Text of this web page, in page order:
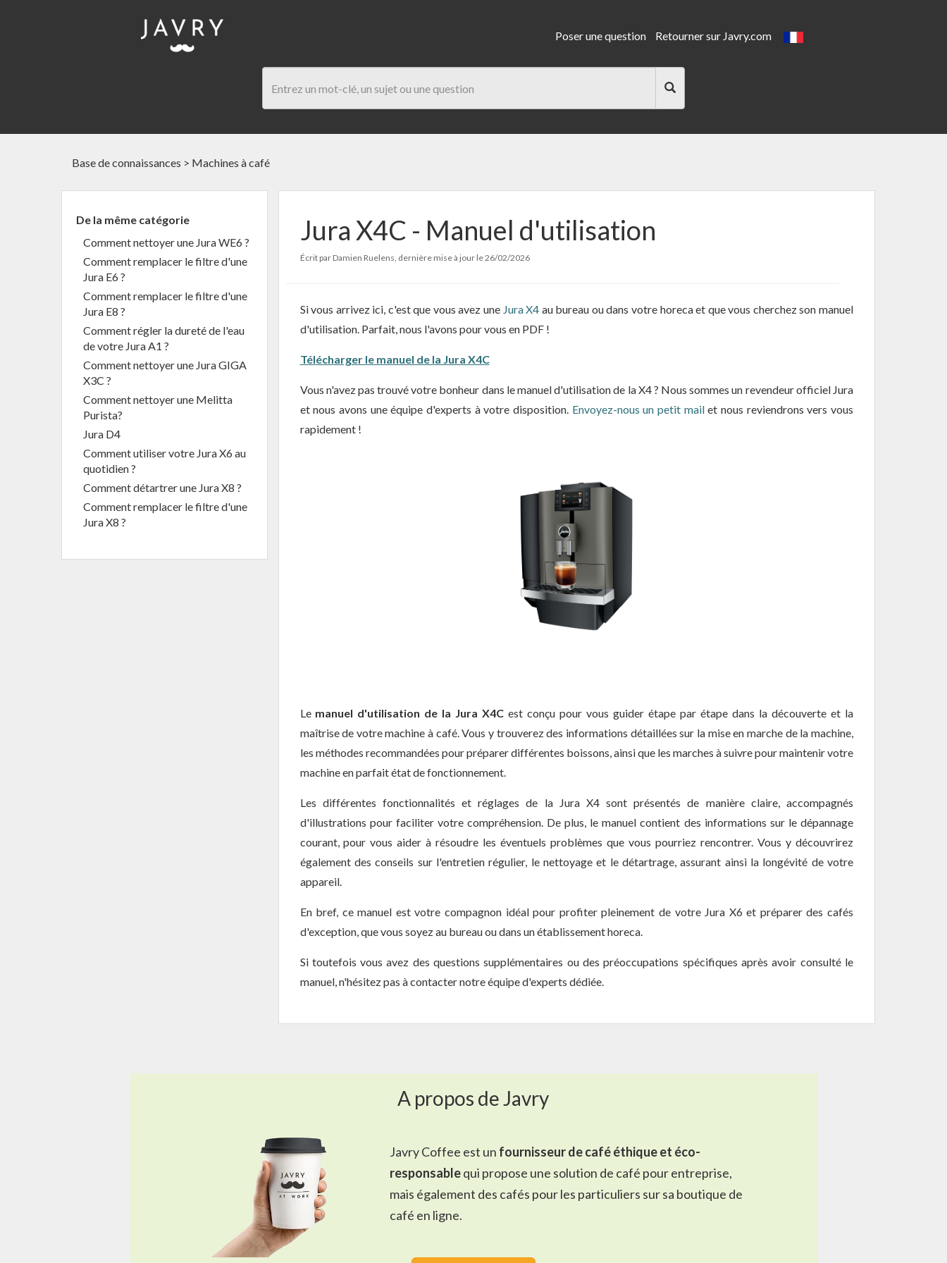
Poser une question Retourner sur Javry.com
Base de connaissances > Machines à café
De la même catégorie
Comment nettoyer une Jura WE6 ?
Comment remplacer le filtre d'une
Jura E6 ?
Comment remplacer le filtre d'une
Jura E8 ?
Comment régler la dureté de l'eau
de votre Jura A1 ?
Comment nettoyer une Jura GIGA
X3C ?
Comment nettoyer une Melitta
Purista?
Jura D4
Comment utiliser votre Jura X6 au
quotidien ?
Comment détartrer une Jura X8 ?
Comment remplacer le filtre d'une
Jura X8 ?
Jura X4C - Manuel d'utilisation
Écrit par Damien Ruelens, dernière mise à jour le26/02/2026
Si vous arrivez ici, c'est que vous avez une Jura X4 au bureau ou dans votre horeca et que vous cherchez son manuel
d'utilisation. Parfait, nous l'avons pour vous en PDF !
Télécharger le manuel de la Jura X4C
Vous n'avez pas trouvé votre bonheur dans le manuel d'utilisation de la X4 ? Nous sommes un revendeur officiel Jura
et nous avons une équipe d'experts à votre disposition. Envoyez-nous un petit mailet nous reviendrons vers vous
rapidement !
Le manuel d'utilisation de la Jura X4C est conçu pour vous guider étape par étape dans la découverte et la
maîtrise de votre machine à café. Vous y trouverez des informations détaillées sur la mise en marche de la machine,
les méthodes recommandées pour préparer différentes boissons, ainsi que les marches à suivre pour maintenir votre
machine en parfait état de fonctionnement.
Les différentes fonctionnalités et réglages de la Jura X4 sont présentés de manière claire, accompagnés
d'illustrations pour faciliter votre compréhension. De plus, le manuel contient des informations sur le dépannage
courant, pour vous aider à résoudre les éventuels problèmes que vous pourriez rencontrer. Vous y découvrirez
également des conseils sur l'entretien régulier, le nettoyage et le détartrage, assurant ainsi la longévité de votre
appareil.
En bref, ce manuel est votre compagnon idéal pour profiter pleinement de votre Jura X6 et préparer des cafés
d'exception, que vous soyez au bureau ou dans un établissement horeca.
Si toutefois vous avez des questions supplémentaires ou des préoccupations spécifiques après avoir consulté le
manuel, n'hésitez pas à contacter notre équipe d'experts dédiée.
A propos de Javry
Javry Coffee est un fournisseur de café éthique et éco-
responsablequi propose une solution de café pour entreprise,
mais également des cafés pour les particuliers sur sa boutique de
café en ligne.